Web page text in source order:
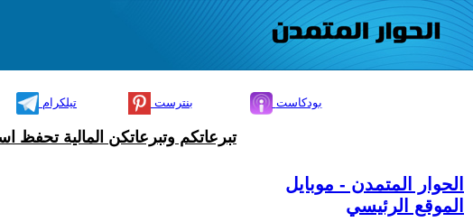
تيلكرام بنترست بودكاست
تبرعاتكم وتبرعاتكن المالية تحفظ
الحوار المتمدن - موبايل
الموقع الرئيسي